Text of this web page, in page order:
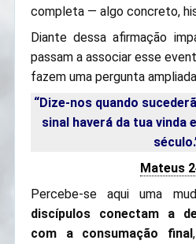
completa — algo concreto,
Diante dessa afirmação
passam a associar esse
fazem uma pergunta
“Dize-nos quando
sinal haverá da tua vinda
Mateus
Percebe-se aqui uma
discípulos conectam a
com a consumação final